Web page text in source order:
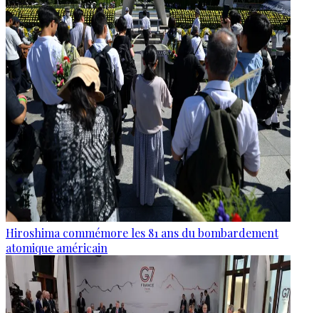
Hiroshima commémore les 81 ans du bombardement
atomique américain